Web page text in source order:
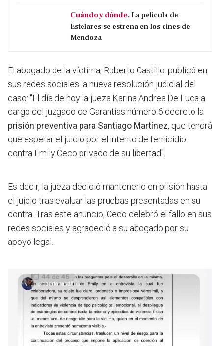
Cuándo y dónde. La película de
Estelares se estrena en los cines de
Mendoza
El abogado de la víctima, Roberto Castillo, publicó en
sus redes sociales la nueva resolución judicial del
caso: "El día de hoy la jueza Karina Andrea De Luca a
cargo del juzgado de Garantías número 6 decretó la
prisión preventiva para Santiago Martínez, que tendrá
que esperar el juicio por el intento de femicidio
contra Emily Ceco privado de su libertad".
Es decir, la jueza decidió mantenerlo en prisión hasta
el juicio tras evaluar las pruebas presentadas en su
contra. Tras este anuncio, Ceco celebró el fallo en sus
redes sociales y agradeció a su abogado por su
apoyo legal.